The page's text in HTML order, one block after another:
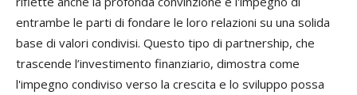
entrambe le parti di fondare le loro relazioni su una solida
base di valori condivisi. Questo tipo di partnership, che
trascende l’investimento finanziario, dimostra come
l'impegno condiviso verso la crescita e lo sviluppo possa